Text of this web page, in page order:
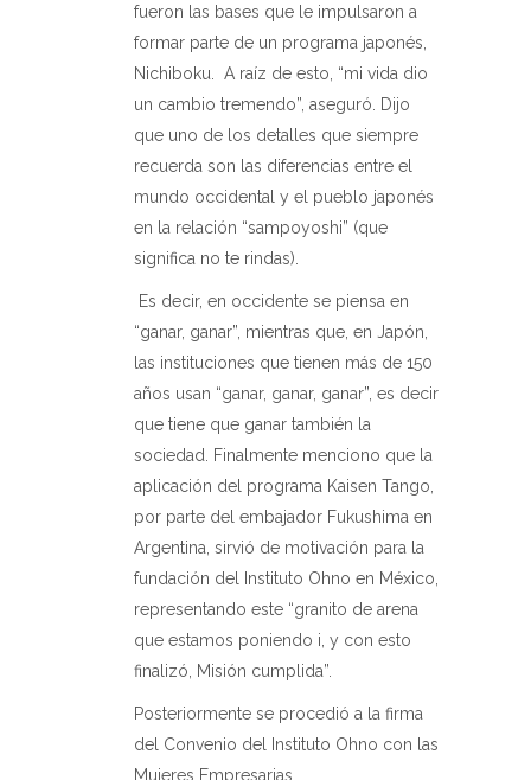
fueron las bases que le impulsaron a
formar parte de un programa japonés,
Nichiboku.
A raíz de esto, “mi vida dio
un cambio tremendo”, aseguró. Dijo
que uno de los detalles que siempre
recuerda son las diferencias entre el
mundo occidental y el pueblo japonés
en la relación “sampoyoshi” (que
significa no te rindas).
Es decir, en occidente se piensa en
“ganar, ganar”, mientras que, en Japón,
las instituciones que tienen más de 150
años usan “ganar, ganar, ganar”, es decir
que tiene que ganar también la
sociedad. Finalmente menciono que la
aplicación del programa Kaisen Tango,
por parte del embajador Fukushima en
Argentina, sirvió de motivación para la
fundación del Instituto Ohno en México,
representando este “granito de arena
que estamos poniendo i, y con esto
finalizó, Misión cumplida”.
Posteriormente se procedió a la firma
del Convenio del Instituto Ohno con las
Mujeres Empresarias.